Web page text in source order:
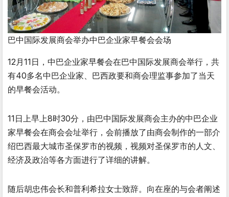
巴中国际发展商会举办中巴企业家早餐会会场
12月11日，中巴企业家早餐会在巴中国际发展商会举行，共
有40多名中巴企业家、巴西政要和商会理监事参加了当天
的早餐会活动。
11日上早上8时30分，由巴中国际发展商会主办的中巴企业
家早餐会在商会会址举行，会前播放了由商会制作的一部介
绍巴西最大城市圣保罗市的视频，视频对圣保罗市的人文、
经济及政治等各方面进行了详细的讲解。
随后胡忠伟会长和普利希拉女士致辞。向在座的与会者阐述